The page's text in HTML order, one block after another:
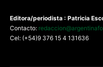
Editora/periodista : Patricia
Contacto:
Cel: (+54)9 376 15 4 131636